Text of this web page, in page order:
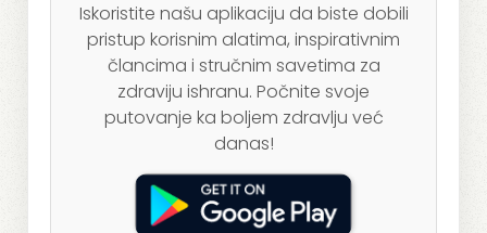
Iskoristite našu aplikaciju da biste dobili
pristup korisnim alatima, inspirativnim
člancima i stručnim savetima za
zdraviju ishranu. Počnite svoje
putovanje ka boljem zdravlju već
danas!